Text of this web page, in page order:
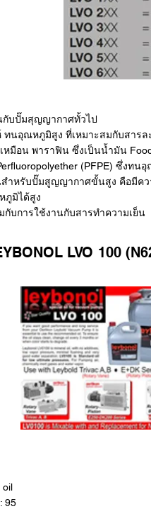
กับปั๊มสุญญากาศทั้วไป
ทนอุณหภูมิสูง ที่เหมาะสมกับสาร
หมือน พาราฟิน ซึ่งเป็นน้ำมัน
(PFPE) ซึ่งท
ำหรับปั๊มสูญญากาศขั้นสูง คือมีค
ภูมิได้สูง
กับการใช้งานกับสารทำความเย็น
LVO 100
oil
95